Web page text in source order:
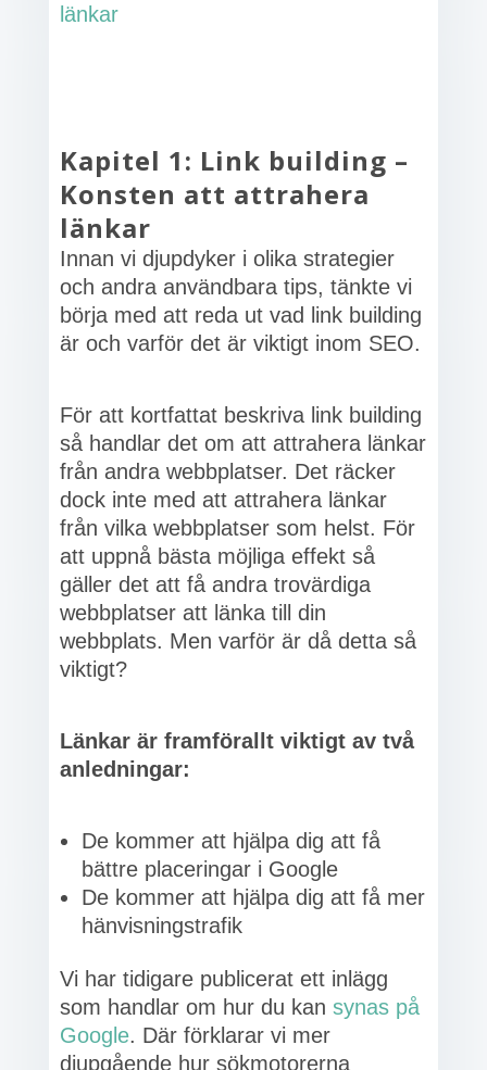
länkar
Kapitel 1: Link building –
Konsten att attrahera
länkar
Innan vi djupdyker i olika strategier
och andra användbara tips, tänkte vi
börja med att reda ut vad link building
är och varför det är viktigt inom SEO.
För att kortfattat beskriva link building
så handlar det om att attrahera länkar
från andra webbplatser. Det räcker
dock inte med att attrahera länkar
från vilka webbplatser som helst. För
att uppnå bästa möjliga effekt så
gäller det att få andra trovärdiga
webbplatser att länka till din
webbplats. Men varför är då detta så
viktigt?
Länkar är framförallt viktigt av två
anledningar:
De kommer att hjälpa dig att få
bättre placeringar i Google
De kommer att hjälpa dig att få mer
hänvisningstrafik
Vi har tidigare publicerat ett inlägg
som handlar om hur du kan synas på
Google. Där förklarar vi mer
djupgående hur sökmotorerna